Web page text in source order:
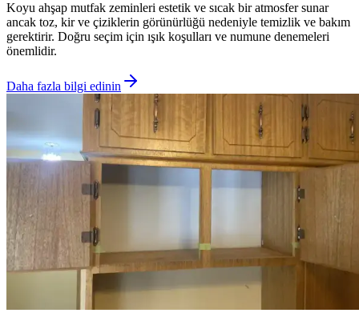
Koyu ahşap mutfak zeminleri estetik ve sıcak bir atmosfer sunar
ancak toz, kir ve çiziklerin görünürlüğü nedeniyle temizlik ve bakım
gerektirir. Doğru seçim için ışık koşulları ve numune denemeleri
önemlidir.
Daha fazla bilgi edinin